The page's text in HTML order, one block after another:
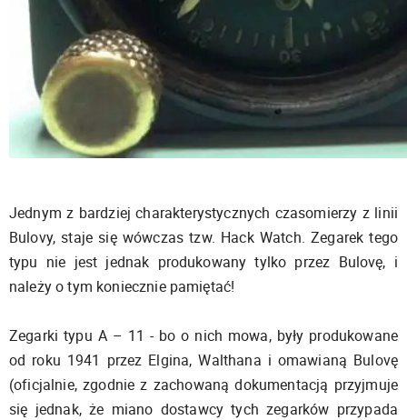
Jednym z bardziej charakterystycznych czasomierzy z linii
Bulovy, staje się wówczas tzw. Hack Watch. Zegarek tego
typu nie jest jednak produkowany tylko przez Bulovę, i
należy o tym koniecznie pamiętać!
Zegarki typu A – 11 - bo o nich mowa, były produkowane
od roku 1941 przez Elgina, Walthana i omawianą Bulovę
(oficjalnie, zgodnie z zachowaną dokumentacją przyjmuje
się jednak, że miano dostawcy tych zegarków przypada